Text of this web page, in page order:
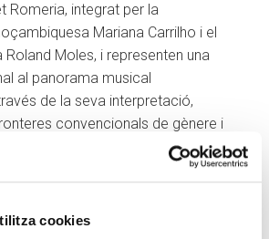
cookies
Romeria, integrat per la
Mariana Carrilho i el
Roland Moles, i representen una
al panorama musical
de la seva interpretació,
convencionals de gènere i
d’obres clàssiques per difondre
de les expressions musicals
tradició.